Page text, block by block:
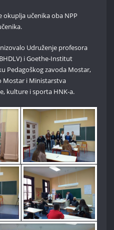
okuplja učenika oba NPP
Udruženje profesora
i Goethe-Institut
Pedagoškog zavoda Mostar,
Mostar i Ministarstva
kulture i sporta HNK-a.